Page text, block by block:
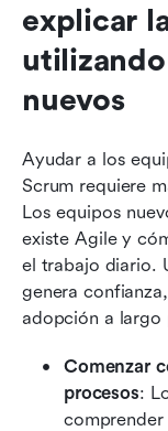
explicar
nuevos
Ayudar a los
Scrum requiere
Los equipos
existe Agile y
el trabajo diario.
genera
adopción a largo
Comenzar
procesos:
comprender